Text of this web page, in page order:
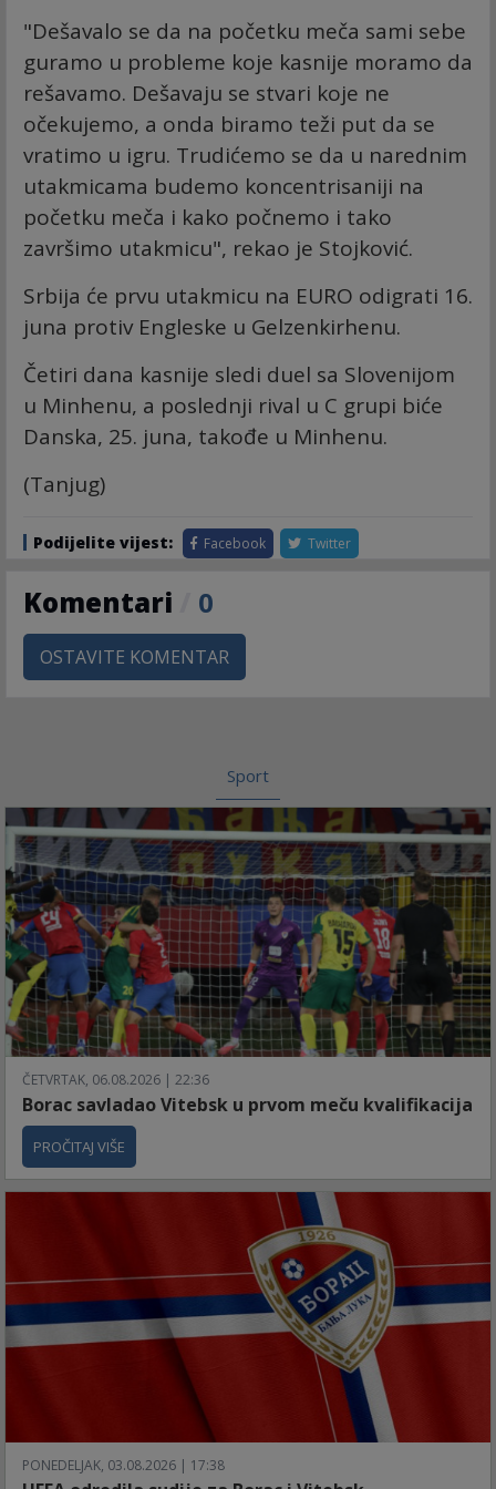
"Dešavalo se da na početku meča sami sebe
guramo u probleme koje kasnije moramo da
rešavamo. Dešavaju se stvari koje ne
očekujemo, a onda biramo teži put da se
vratimo u igru. Trudićemo se da u narednim
utakmicama budemo koncentrisaniji na
početku meča i kako počnemo i tako
završimo utakmicu", rekao je Stojković.
Srbija će prvu utakmicu na EURO odigrati 16.
juna protiv Engleske u Gelzenkirhenu.
Četiri dana kasnije sledi duel sa Slovenijom
u Minhenu, a poslednji rival u C grupi biće
Danska, 25. juna, takođe u Minhenu.
(Tanjug)
Podijelite vijest: Facebook Twitter
Komentari 0
OSTAVITE KOMENTAR
Sport
ČETVRTAK, 06.08.2026 | 22:36
Borac savladao Vitebsk u prvom meču kvalifikacija
PROČITAJ VIŠE
PONEDELJAK, 03.08.2026 | 17:38